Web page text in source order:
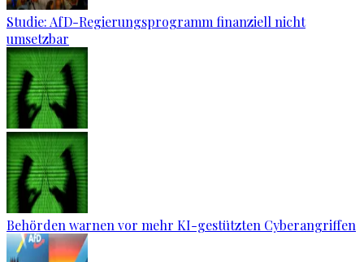
Studie: AfD-Regierungsprogramm finanziell nicht
umsetzbar
Behörden warnen vor mehr KI-gestützten Cyberangriffen